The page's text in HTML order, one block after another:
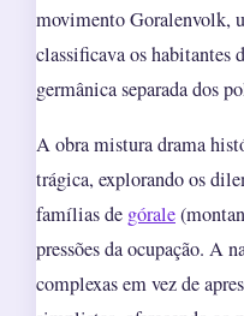
movimento Goralenvolk,
classificava os habitantes
germânica separada dos
A obra mistura drama
trágica, explorando os
famílias de górale
pressões da ocupação. A
complexas em vez de